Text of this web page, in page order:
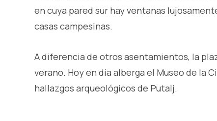
en cuya pared sur hay ventanas
casas campesinas.
A diferencia de otros asentamientos, la
verano. Hoy en día alberga el Museo de la
hallazgos arqueológicos de Putalj.